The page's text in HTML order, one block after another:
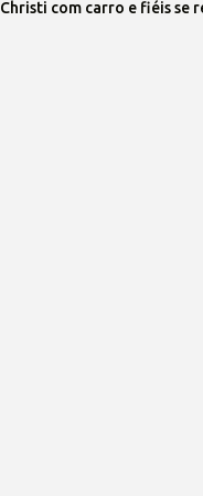
Christi com carro e fiéis se